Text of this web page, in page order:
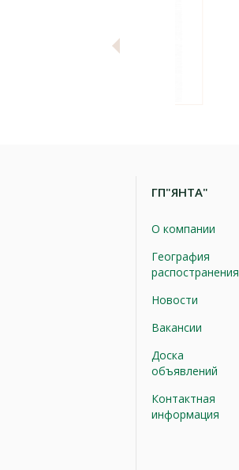
ГП"ЯНТА"
О компании
География
распостранения
Новости
Вакансии
Доска
объявлений
Контактная
информация